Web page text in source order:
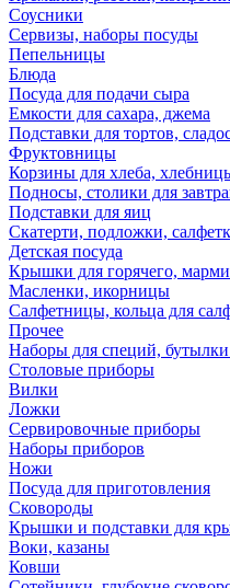
Соусники
Сервизы, наборы посуды
Пепельницы
Блюда
Посуда для подачи сыра
Емкости для сахара, джема
Подставки для тортов,
Фруктовницы
Корзины для хлеба,
Подносы, столики для
Подставки для яиц
Скатерти, подложки,
Детская посуда
Крышки для горячего,
Масленки, икорницы
Салфетницы, кольца для
Прочее
Наборы для специй, бутылки
Столовые приборы
Вилки
Ложки
Сервировочные приборы
Наборы приборов
Ножи
Посуда для приготовления
Сковороды
Крышки и подставки для
Воки, казаны
Ковши